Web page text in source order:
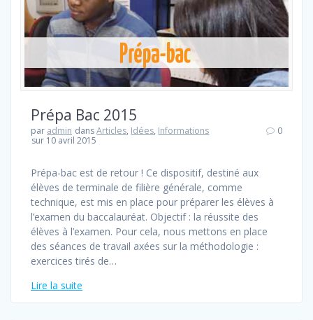
Prépa Bac 2015
par admin dansArticles, Idées, Informations
sur 10 avril 2015
0
Prépa-bac est de retour ! Ce dispositif, destiné aux
élèves de terminale de filière générale, comme
technique, est mis en place pour préparer les élèves à
l’examen du baccalauréat. Objectif : la réussite des
élèves à l’examen. Pour cela, nous mettons en place
des séances de travail axées sur la méthodologie :
exercices tirés de…
Lire la suite